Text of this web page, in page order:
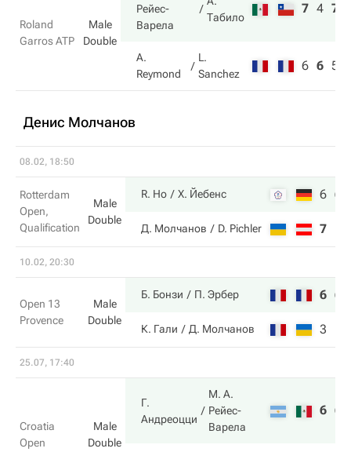
Roland
Garros ATP
Male
Double
Рейес-
Варела
Табило
7 4 7
A.
Reymond
L.
Sanchez
6 6 5
Денис Молчанов
08.02, 18:50
Rotterdam
Open,
Qualification
Male
Double
R. Ho Х. Йебенс 6 6
Д. Молчанов D. Pichler 7
10.02, 20:30
Open 13
Provence
Male
Double
Б. Бонзи П. Эрбер 6 6
К. Гали Д. Молчанов 3
25.07, 17:40
Croatia
Open
Male
Double
Г.
Андреоцци
М. А.
Рейес-
Варела
6 6